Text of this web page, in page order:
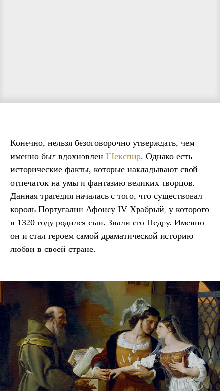
Конечно, нельзя безоговорочно утверждать, чем
именно был вдохновлен Шекспир. Однако есть
исторические факты, которые накладывают свой
отпечаток на умы и фантазию великих творцов.
Данная трагедия началась с того, что существовал
король Португалии Афонсу IV Храбрый, у которого
в 1320 году родился сын. Звали его Педру. Именно
он и стал героем самой драматической историю
любви в своей стране.